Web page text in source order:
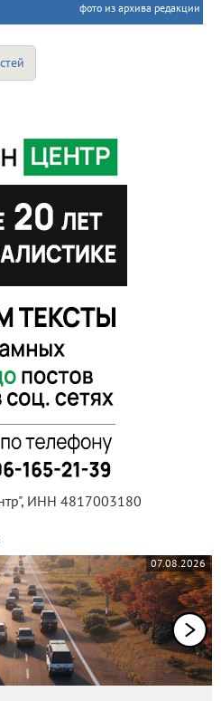
фото из архива редакции
ИНН 4817003180
07.08.2026